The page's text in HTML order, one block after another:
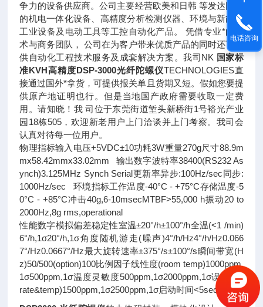
争力的设备供应商。公司主要经营欧美和日韩 等发达国家
的机电一体化设备、高精度分析检测仪器、环境与新能源
工业设备及电动工具等工控自动化产品。 凭借专业*的技
术与商务团队， 公司在为客户带来优质产品的同时还可提
供自动化工程技术服务及成套解决方案。我司NK 国家标
准KVH高精度DSP-3000光纤陀螺仪TECHNOLOGIES直
接通过国外*拿货，可提供报关单且货期又短。假如您要提
供原产地证明也行。但是当地国产政府需要收取一定费
用。请知晓！我 司位于东莞街道堑头新桥街1号裕光产业
园18栋505，欢迎新老用户上门洽谈并上门考察。我司会
认真对待每一位用户。
物理指标输入电压+5VDC±10功耗3W重量270g尺寸88.9m
mx58.42mmx33.02mm 输出数字波特率38400(RS232 As
ynch)3.125MHz Synch Serial更新率异步:100Hz/sec同步:
1000Hz/sec 环境指标工作温度-40°C - +75°C存储温度-5
0°C - +85°C冲击40g,6-10msecMTBF>55,000 h振动20 to
2000Hz,8g rms,operational
性能数字模拟偏差稳定性室温±20°/h±100°/h全温(<1 /min)
6°/h,1σ20°/h,1σ角度随机游走(噪声)4°/h/Hz4°/h/Hz0.066
7°/Hz0.0667°/Hz最大旋转速率±375°/s±100°/s瞬间带宽(H
z)50/500(option)100比例因子线性度(room temp)1000ppm,
1σ500ppm,1σ温度灵敏度500ppm,1σ2000ppm,1σ误差(full
rate&temp)1500ppm,1σ2500ppm,1σ启动时间<5sec<5sec
电话咨询